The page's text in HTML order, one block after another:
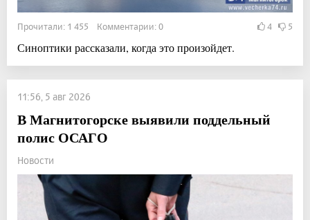
Прочитали: 1 455 Комментарии: 0 4 5
Синоптики рассказали, когда это произойдет.
11:56, 5 авг 2026
В Магнитогорске выявили поддельный
полис ОСАГО
Новости